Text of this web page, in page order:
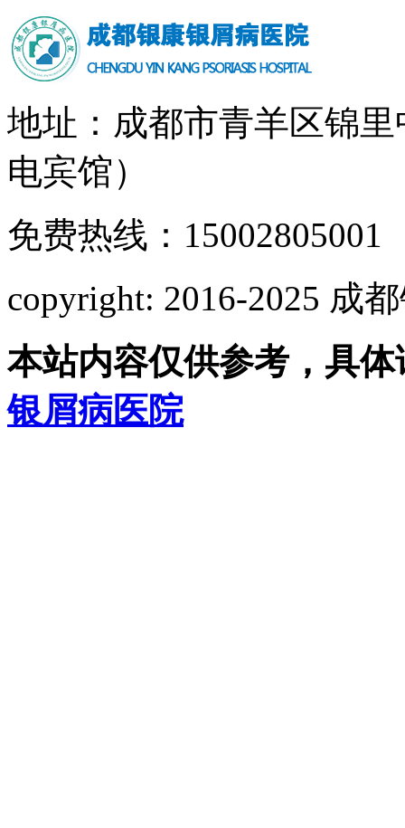
地址：成都市青羊区锦
电宾馆）
免费热线：15002805001
copyright: 2016-2025 成
本站内容仅供参考，具
银屑病医院